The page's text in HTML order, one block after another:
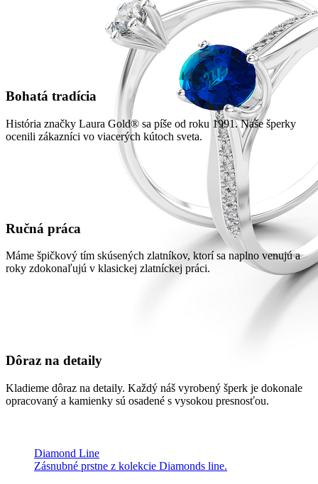
Diamond Line
Zásnubné prstne z kolekcie Diamonds line.
Bohatá tradícia
História značky Laura Gold® sa píše od roku 1991. Naše šperky
ocenili zákazníci vo viacerých kútoch sveta.
Ručná práca
Máme špičkový tím skúsených zlatníkov, ktorí sa naplno venujú a
roky zdokonaľujú v klasickej zlatníckej práci.
Dôraz na detaily
Kladieme dôraz na detaily. Každý náš vyrobený šperk je dokonale
opracovaný a kamienky sú osadené s vysokou presnosťou.